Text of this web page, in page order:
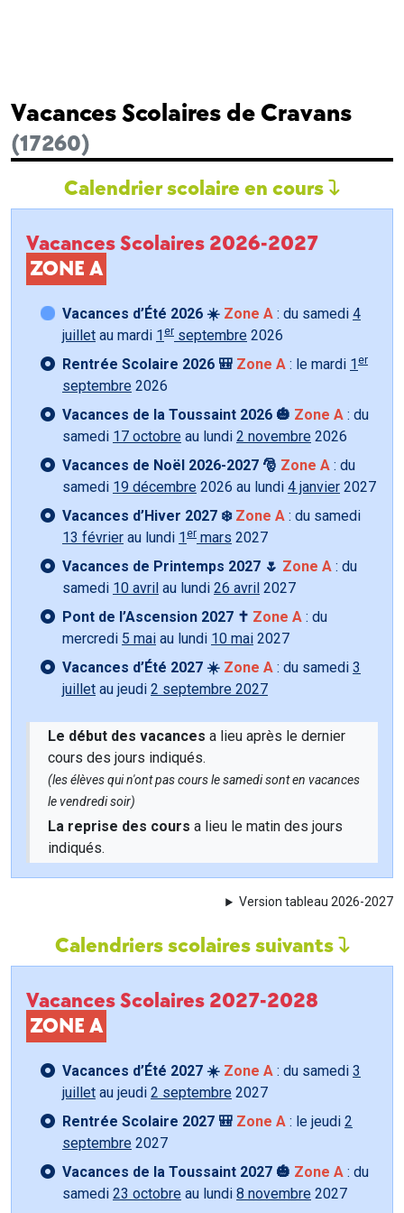
Vacances Scolaires de Cravans
(17260)
Calendrier scolaire en cours
Vacances Scolaires 2026-2027
ZONE A
Vacances d’Été 2026 ☀️ Zone A : du samedi 4
juillet au mardi 1 er septembre 2026
Rentrée Scolaire 2026 🎒 Zone A : le mardi 1 er
septembre 2026
Vacances de la Toussaint 2026 🎃 Zone A : du
samedi 17 octobre au lundi 2 novembre 2026
Vacances de Noël 2026-2027 🎅 Zone A : du
samedi 19 décembre 2026 au lundi 4 janvier 2027
Vacances d’Hiver 2027 ❄️ Zone A : du samedi
13 février au lundi 1 er mars 2027
Vacances de Printemps 2027 🌷 Zone A : du
samedi 10 avril au lundi 26 avril 2027
Pont de l’Ascension 2027 ✝️ Zone A : du
mercredi 5 mai au lundi 10 mai 2027
Vacances d’Été 2027 ☀️ Zone A : du samedi 3
juillet au jeudi 2 septembre 2027
Le début des vacances a lieu après le dernier
cours des jours indiqués.
(les élèves qui n'ont pas cours le samedi sont en vacances
le vendredi soir)
La reprise des cours a lieu le matin des jours
indiqués.
Version tableau 2026-2027
Calendriers scolaires suivants
Vacances Scolaires 2027-2028
ZONE A
Vacances d’Été 2027 ☀️ Zone A : du samedi 3
juillet au jeudi 2 septembre 2027
Rentrée Scolaire 2027 🎒 Zone A : le jeudi 2
septembre 2027
Vacances de la Toussaint 2027 🎃 Zone A : du
samedi 23 octobre au lundi 8 novembre 2027